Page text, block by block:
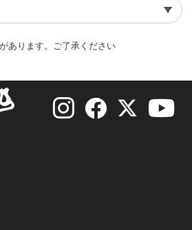
あります。ご了承ください